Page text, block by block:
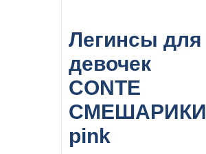
Легинсы для
девочек
CONTE
СМЕШАРИКИ
pink